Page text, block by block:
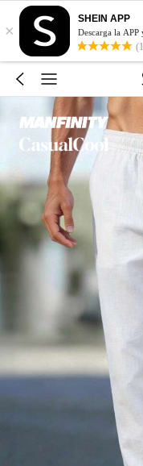
×
SHEIN APP
Descarga la APP